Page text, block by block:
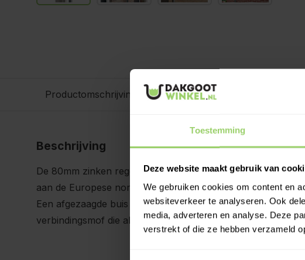
Toestemming
Deze website maakt gebruik van
We gebruiken cookies om content en
websiteverkeer te analyseren. Ook
media, adverteren en analyse. Deze
verstrekt of die ze hebben verzameld
Productomschrijving Gerelateerde producten
Beschrijving
De 80mm zinken regenpijpen zijn geproduceerd door
aan de Europese norm EN 988 en hebben een
Een afgezaagde buis zonder optromping kun je voorzien
verbindingsmof die als een optromping dient.